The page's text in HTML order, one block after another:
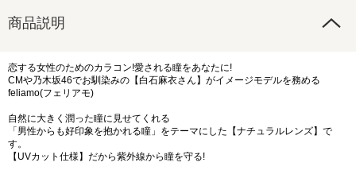
商品説明
恋する女性のためのカラコン!愛される瞳をあなたに!
CMや乃木坂46でお馴染みの【白石麻衣さん】がイメージモデルを務める
feliamo(フェリアモ)
自然に大きく潤った瞳に見せてくれる
「男性からも好印象を抱かれる瞳」をテーマにした【ナチュラルレンズ】で
す。
【UVカット仕様】だから紫外線から瞳を守る!